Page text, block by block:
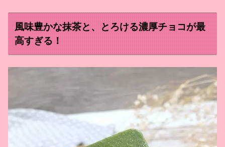
風味豊かな抹茶と、とろける濃厚チョコが最
高すぎる！